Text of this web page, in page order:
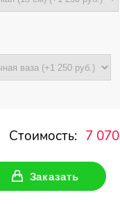
Стоимость: 7 070
Заказать